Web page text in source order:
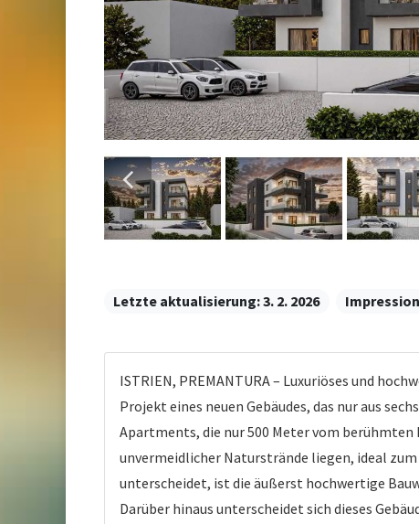
Letzte aktualisierung:3. 2. 2026
ISTRIEN, PREMANTURA – Luxuriöses und
Projekt eines neuen Gebäudes, das nur aus
Apartments, die nur 500 Meter vom
unvermeidlicher Naturstrände liegen, ideal zum
unterscheidet, ist die äußerst hochwertige
Darüber hinaus unterscheidet sich dieses